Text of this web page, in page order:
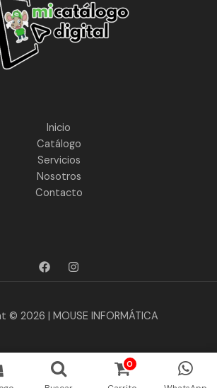
Inicio
Catálogo
Servicios
Nosotros
Contacto
© 2026 | MOUSE INFORMÁTICA
0